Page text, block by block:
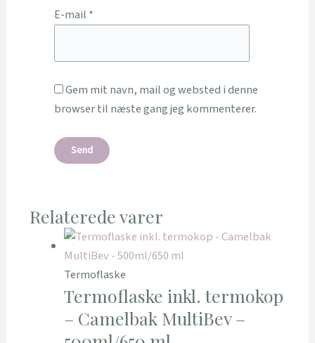
E-mail *
Gem mit navn, mail og websted i denne
browser til næste gang jeg kommenterer.
Relaterede varer
Termoflaske
Termoflaske inkl. termokop
– Camelbak MultiBev –